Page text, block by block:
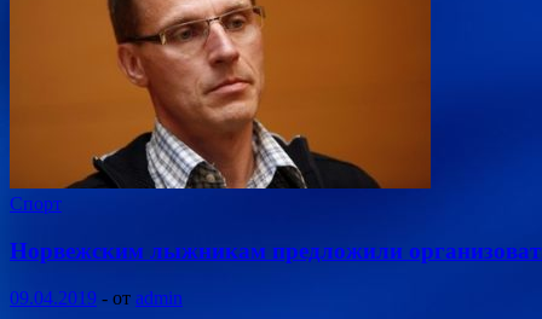
Спорт
Норвежским лыжникам предложили
09.04.2019 - от admin